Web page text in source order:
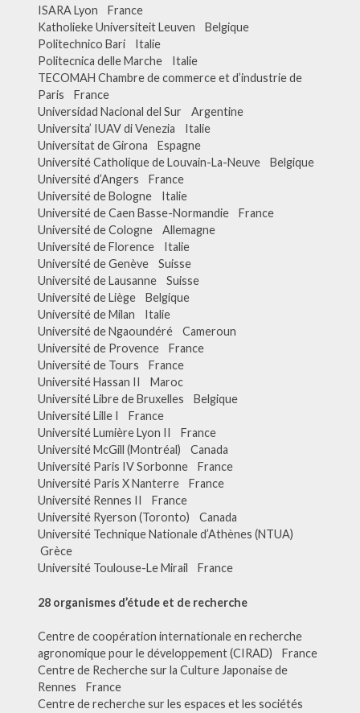
ISARA Lyon France
Katholieke Universiteit Leuven Belgique
Politechnico Bari Italie
Politecnica delle Marche Italie
TECOMAH Chambre de commerce et d’industrie de
Paris France
Universidad Nacional del Sur Argentine
Universita’ IUAV di Venezia Italie
Universitat de Girona Espagne
Université Catholique de Louvain-La-Neuve Belgique
Université d’Angers France
Université de Bologne Italie
Université de Caen Basse-Normandie France
Université de Cologne Allemagne
Université de Florence Italie
Université de Genève Suisse
Université de Lausanne Suisse
Université de Liège Belgique
Université de Milan Italie
Université de Ngaoundéré Cameroun
Université de Provence France
Université de Tours France
Université Hassan II Maroc
Université Libre de Bruxelles Belgique
Université Lille I France
Université Lumière Lyon II France
Université McGill (Montréal) Canada
Université Paris IV Sorbonne France
Université Paris X Nanterre France
Université Rennes II France
Université Ryerson (Toronto) Canada
Université Technique Nationale d’Athènes (NTUA)
Grèce
Université Toulouse-Le Mirail France
28 organismes d’étude et de recherche
Centre de coopération internationale en recherche
agronomique pour le développement (CIRAD) France
Centre de Recherche sur la Culture Japonaise de
Rennes France
Centre de recherche sur les espaces et les sociétés